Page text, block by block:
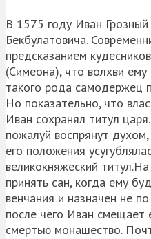
В 1575 году Иван
Бекбулатовича.
предсказанием
(Симеона), что волхви
такого рода самодержец
Но показательно, что
Иван сохранял титул
пожалуй воспрянут
его положения
великокняжеский
принять сан, когда ему
венчания и назначен не
после чего Иван смещает
смертью монашество.